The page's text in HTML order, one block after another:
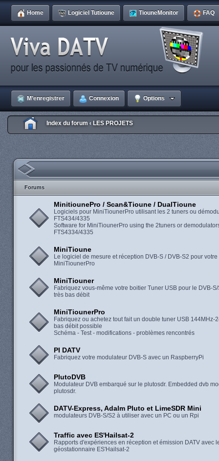
Home Logiciel Tutioune TiouneMonitor FAQ
M’enregistrer Connexion Options
Index du forum ‹ LES PROJETS
Forums
MinitiounePro / Scan&Tioune / DualTioune
Logiciels pour MiniTiounerPro utilisant les 2 tuners ou
FTS434/4335
Software for MiniTiounerPro using the 2tuners or
FTS4334/4335
MiniTioune
Le logiciel de mesure et réception DVB-S / DVB-S2 pour
MiniTiounerPro
MiniTiouner
Fabriquez vous-même votre boitier Tuner USB pour le DVB-
très bas débit
MiniTiounerPro
Fabriquez ou achetez tout fait un double tuner USB 144MHz-
bas débit possible
Schéma - Test - modifications - problèmes rencontrés
PI DATV
Fabriquez votre modulateur DVB-S avec un RaspberryPi
PlutoDVB
Modulateur DVB embarqué sur le plutosdr. Embedded dvb
plutosdr.
DATV-Express, Adalm Pluto et LimeSDR Mini
modulateurs DVB-S/S2 à utiliser avec un PC ou un Rpi
Traffic avec ES'Hailsat-2
Rapports d'expériences en réception et émission DATV avec
géostationnaire ES'Hailsat-2